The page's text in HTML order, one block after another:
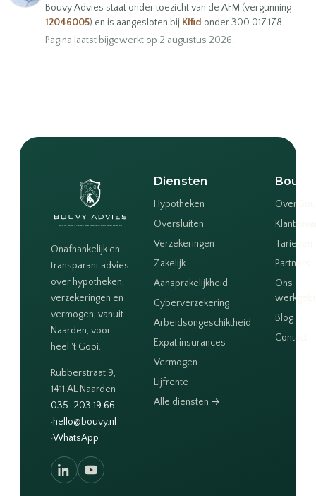
Bouvy Advies staat onder toezicht van de AFM (vergunning
12046005) en is aangesloten bij Kifid onder 300.017.178.
Pagina laatst bijgewerkt op 2 augustus 2026.
Onafhankelijk en
transparant advies
over hypotheken,
verzekeringen en
vermogen, vanuit
Naarden, voor
heel 't Gooi.
Rubberstraat 9,
1411 AL Naarden
035-203 19 66
·hello@bouvy.nl
·WhatsApp
Diensten
Hypotheken
Oversluiten
Verzekeringen
Zakelijk
Aansprakelijkheid
Cyberverzekering
Arbeidsongeschiktheid
Expat insurances
Vermogen
Lijfrente
Alle diensten →
Bouvy
Over
Tarieven
Partners
Ons
Blog
Contact